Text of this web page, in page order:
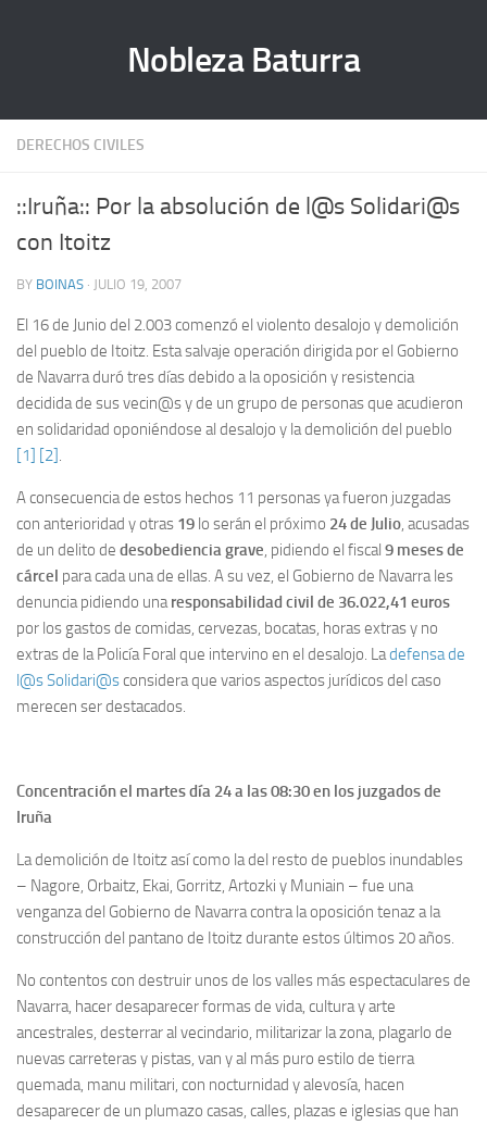
Nobleza Baturra
DERECHOS CIVILES
::Iruña:: Por la absolución de l@s Solidari@s
con Itoitz
BY BOINAS · JULIO 19, 2007
El 16 de Junio del 2.003 comenzó el violento desalojo y demolición
del pueblo de Itoitz. Esta salvaje operación dirigida por el Gobierno
de Navarra duró tres días debido a la oposición y resistencia
decidida de sus vecin@s y de un grupo de personas que acudieron
en solidaridad oponiéndose al desalojo y la demolición del pueblo
[1] [2].
A consecuencia de estos hechos 11 personas ya fueron juzgadas
con anterioridad y otras 19 lo serán el próximo 24 de Julio, acusadas
de un delito de desobediencia grave, pidiendo el fiscal 9 meses de
cárcel para cada una de ellas. A su vez, el Gobierno de Navarra les
denuncia pidiendo unaresponsabilidad civil de 36.022,41 euros
por los gastos de comidas, cervezas, bocatas, horas extras y no
extras de la Policía Foral que intervino en el desalojo. Ladefensa de
l@s Solidari@sconsidera que varios aspectos jurídicos del caso
merecen ser destacados.
Concentración el martes día 24 a las 08:30 en los juzgados de
Iruña
La demolición de Itoitz así como la del resto de pueblos inundables
– Nagore, Orbaitz, Ekai, Gorritz, Artozki y Muniain – fue una
venganza del Gobierno de Navarra contra la oposición tenaz a la
construcción del pantano de Itoitz durante estos últimos 20 años.
No contentos con destruir unos de los valles más espectaculares de
Navarra, hacer desaparecer formas de vida, cultura y arte
ancestrales, desterrar al vecindario, militarizar la zona, plagarlo de
nuevas carreteras y pistas, van y al más puro estilo de tierra
quemada, manu militari, con nocturnidad y alevosía, hacen
desaparecer de un plumazo casas, calles, plazas e iglesias que han